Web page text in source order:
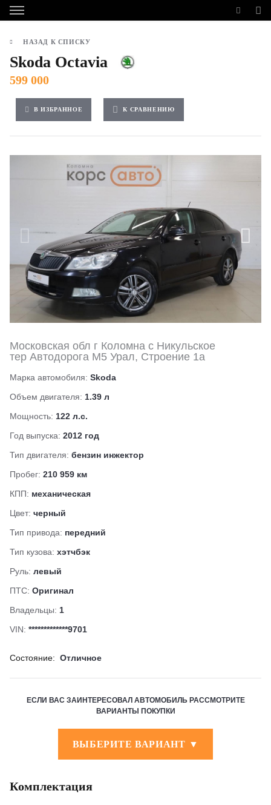
НАЗАД К СПИСКУ
Skoda Octavia
599 000
В ИЗБРАННОЕ К СРАВНЕНИЮ
Московская обл г Коломна с Никульское
тер Автодорога М5 Урал, Строение 1а
Марка автомобиля: Skoda
Объем двигателя: 1.39 л
Мощность: 122 л.с.
Год выпуска: 2012 год
Тип двигателя: бензин инжектор
Пробег: 210 959 км
КПП: механическая
Цвет: черный
Тип привода: передний
Тип кузова: хэтчбэк
Руль: левый
ПТС: Оригинал
Владельцы: 1
VIN: *************9701
Состояние: Отличное
ЕСЛИ ВАС ЗАИНТЕРЕСОВАЛ АВТОМОБИЛЬ РАССМОТРИТЕ
ВАРИАНТЫ ПОКУПКИ
ВЫБЕРИТЕ ВАРИАНТ ▼
Комплектация